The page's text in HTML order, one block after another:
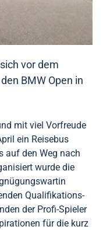
vor dem
BMW Open in
mit viel Vorfreude
ein Reisebus
auf den Weg nach
wurde die
Qualifikations-
der Profi-Spieler
für die kurz